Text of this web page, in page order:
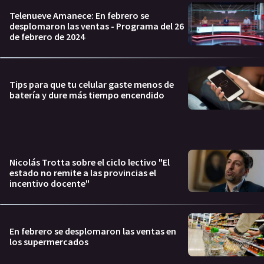
Telenueve Amanece: En febrero se
desplomaron las ventas - Programa del 26
de febrero de 2024
Tips para que tu celular gaste menos de
batería y dure más tiempo encendido
Nicolás Trotta sobre el ciclo lectivo "El
estado no remite a las provincias el
incentivo docente"
En febrero se desplomaron las ventas en
los supermercados